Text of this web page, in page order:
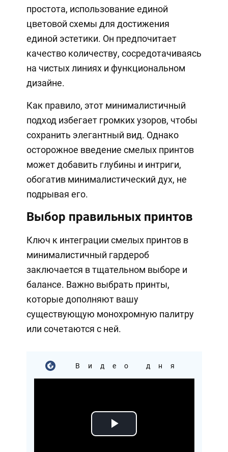
простота, использование единой
цветовой схемы для достижения
единой эстетики. Он предпочитает
качество количеству, сосредотачиваясь
на чистых линиях и функциональном
дизайне.
Как правило, этот минималистичный
подход избегает громких узоров, чтобы
сохранить элегантный вид. Однако
осторожное введение смелых принтов
может добавить глубины и интриги,
обогатив минималистический дух, не
подрывая его.
Выбор правильных принтов
Ключ к интеграции смелых принтов в
минималистичный гардероб
заключается в тщательном выборе и
балансе. Важно выбрать принты,
которые дополняют вашу
существующую монохромную палитру
или сочетаются с ней.
Видео дня
Play